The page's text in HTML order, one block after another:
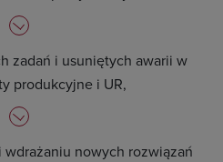
zadań i usuniętych awarii w
produkcyjne i UR,
nowych rozwiązań